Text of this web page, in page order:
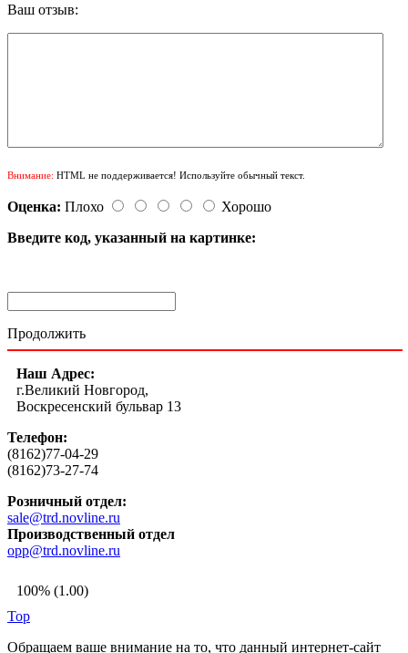
Ваш отзыв:
Внимание: HTML не поддерживается! Используйте обычный текст.
Оценка: Плохо
Хорошо
Введите код, указанный на картинке:
Продолжить
Наш Адрес:
г.Великий Новгород,
Воскресенский бульвар 13
Телефон:
(8162)77-04-29
(8162)73-27-74
Розничный отдел:
sale@trd.novline.ru
Производственный отдел
opp@trd.novline.ru
100% (1.00)
Top
Обращаем ваше внимание на то, что данный интернет-сайт